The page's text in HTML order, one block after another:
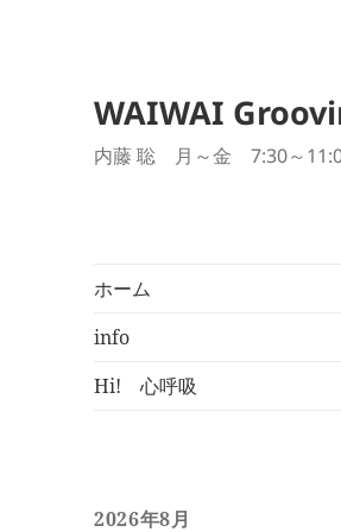
WAIWAI
内藤 聡 月～金 7:30～
ホーム
info
Hi! 心呼吸
2026年8月